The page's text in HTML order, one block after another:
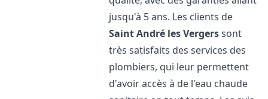
jusqu'à 5 ans. Les clients de
Saint André les Vergerssont
très satisfaits des services des
plombiers, qui leur permettent
d'avoir accès à de l'eau chaude